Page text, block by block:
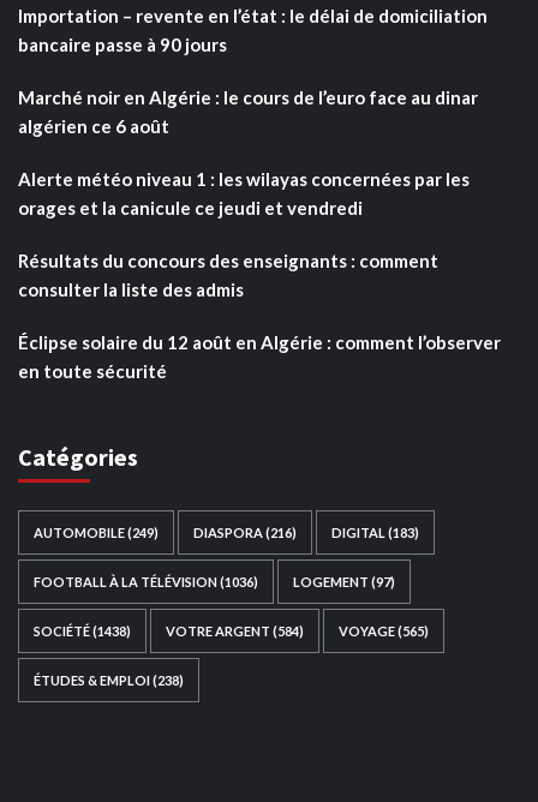
Importation – revente en l’état : le délai de domiciliation
bancaire passe à 90 jours
Marché noir en Algérie : le cours de l’euro face au dinar
algérien ce 6 août
Alerte météo niveau 1 : les wilayas concernées par les
orages et la canicule ce jeudi et vendredi
Résultats du concours des enseignants : comment
consulter la liste des admis
Éclipse solaire du 12 août en Algérie : comment l’observer
en toute sécurité
Catégories
AUTOMOBILE(249) DIASPORA(216) DIGITAL (183)
FOOTBALL À LA TÉLÉVISION(1036) LOGEMENT (97)
SOCIÉTÉ(1438) VOTRE ARGENT (584) VOYAGE(565)
ÉTUDES & EMPLOI(238)